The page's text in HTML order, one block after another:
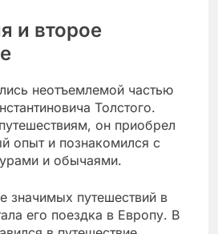
и второе
неотъемлемой частью
Толстого.
он приобрел
опыт и познакомился с
и обычаями.
значимых путешествий в
его поездка в Европу. В